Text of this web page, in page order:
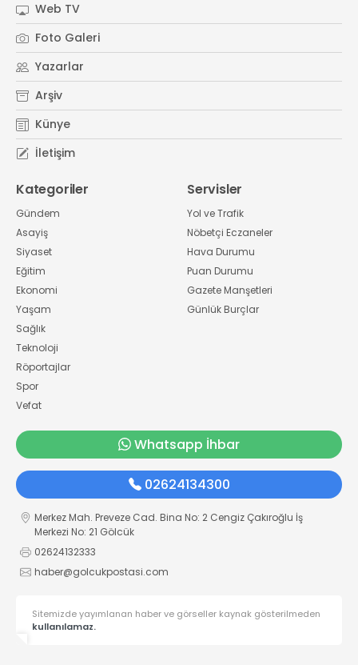
Web TV
Foto Galeri
Yazarlar
Arşiv
Künye
İletişim
Kategoriler
Gündem
Asayiş
Siyaset
Eğitim
Ekonomi
Yaşam
Sağlık
Teknoloji
Röportajlar
Spor
Vefat
Servisler
Yol ve Trafik
Nöbetçi Eczaneler
Hava Durumu
Puan Durumu
Gazete Manşetleri
Günlük Burçlar
Whatsapp İhbar
02624134300
Merkez Mah. Preveze Cad. Bina No: 2 Cengiz Çakıroğlu İş
Merkezi No: 21 Gölcük
02624132333
haber@golcukpostasi.com
Sitemizde yayımlanan haber ve görseller kaynak gösterilmeden
kullanılamaz.